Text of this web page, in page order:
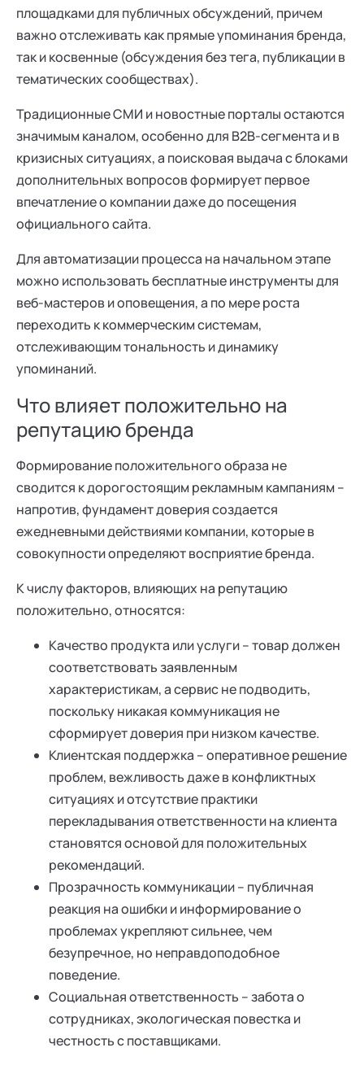
площадками для публичных обсуждений, причем
важно отслеживать как прямые упоминания бренда,
так и косвенные (обсуждения без тега, публикации в
тематических сообществах).
Традиционные СМИ и новостные порталы остаются
значимым каналом, особенно для B2B-сегмента и в
кризисных ситуациях, а поисковая выдача с блоками
дополнительных вопросов формирует первое
впечатление о компании даже до посещения
официального сайта.
Для автоматизации процесса на начальном этапе
можно использовать бесплатные инструменты для
веб-мастеров и оповещения, а по мере роста
переходить к коммерческим системам,
отслеживающим тональность и динамику
упоминаний.
Что влияет положительно на
репутацию бренда
Формирование положительного образа не
сводится к дорогостоящим рекламным кампаниям –
напротив, фундамент доверия создается
ежедневными действиями компании, которые в
совокупности определяют восприятие бренда.
К числу факторов, влияющих на репутацию
положительно, относятся:
Качество продукта или услуги – товар должен
соответствовать заявленным
характеристикам, а сервис не подводить,
поскольку никакая коммуникация не
сформирует доверия при низком качестве.
Клиентская поддержка – оперативное решение
проблем, вежливость даже в конфликтных
ситуациях и отсутствие практики
перекладывания ответственности на клиента
становятся основой для положительных
рекомендаций.
Прозрачность коммуникации – публичная
реакция на ошибки и информирование о
проблемах укрепляют сильнее, чем
безупречное, но неправдоподобное
поведение.
Социальная ответственность – забота о
сотрудниках, экологическая повестка и
честность с поставщиками.